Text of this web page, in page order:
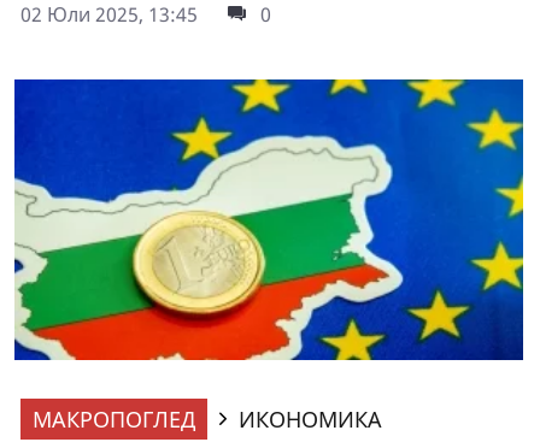
02 Юли 2025, 13:45
0
МАКРОПОГЛЕД
ИКОНОМИКА